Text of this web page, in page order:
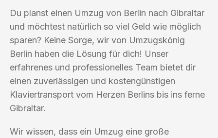
Du planst einen Umzug von Berlin nach Gibraltar
und möchtest natürlich so viel Geld wie möglich
sparen? Keine Sorge, wir von Umzugskönig
Berlin haben die Lösung für dich! Unser
erfahrenes und professionelles Team bietet dir
einen zuverlässigen und kostengünstigen
Klaviertransport vom Herzen Berlins bis ins ferne
Gibraltar.
Wir wissen, dass ein Umzug eine große